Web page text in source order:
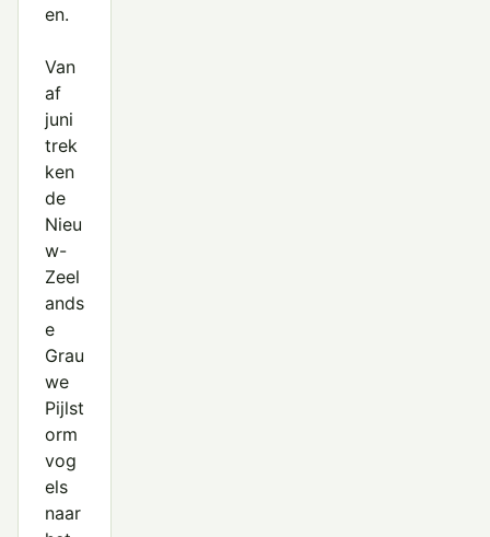
en.
Van
af
juni
trek
ken
de
Nieu
w-
Zeel
ands
e
Grau
we
Pijlst
orm
vog
els
naar